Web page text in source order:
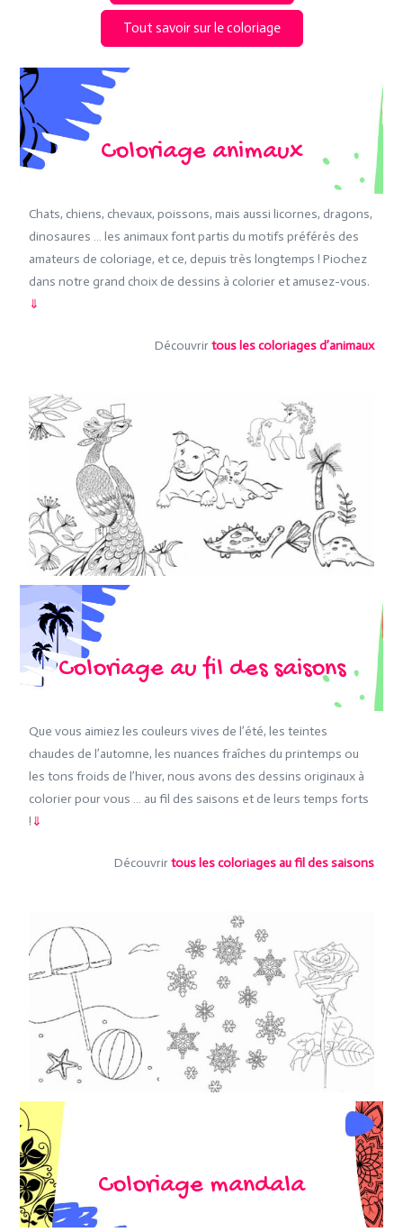
Tout savoir sur le coloriage
Coloriage animaux
Chats, chiens, chevaux, poissons, mais aussi licornes, dragons,
dinosaures … les animaux font partis du motifs préférés des
amateurs de coloriage, et ce, depuis très longtemps ! Piochez
dans notre grand choix de dessins à colorier et amusez-vous.
⇓
Découvrirtous les coloriages d’animaux
Coloriage au fil des saisons
Que vous aimiez les couleurs vives de l’été, les teintes
chaudes de l’automne, les nuances fraîches du printemps ou
les tons froids de l’hiver, nous avons des dessins originaux à
colorier pour vous … au fil des saisons et de leurs temps forts
! ⇓
Découvrirtous les coloriages au fil des saisons
Coloriage mandala